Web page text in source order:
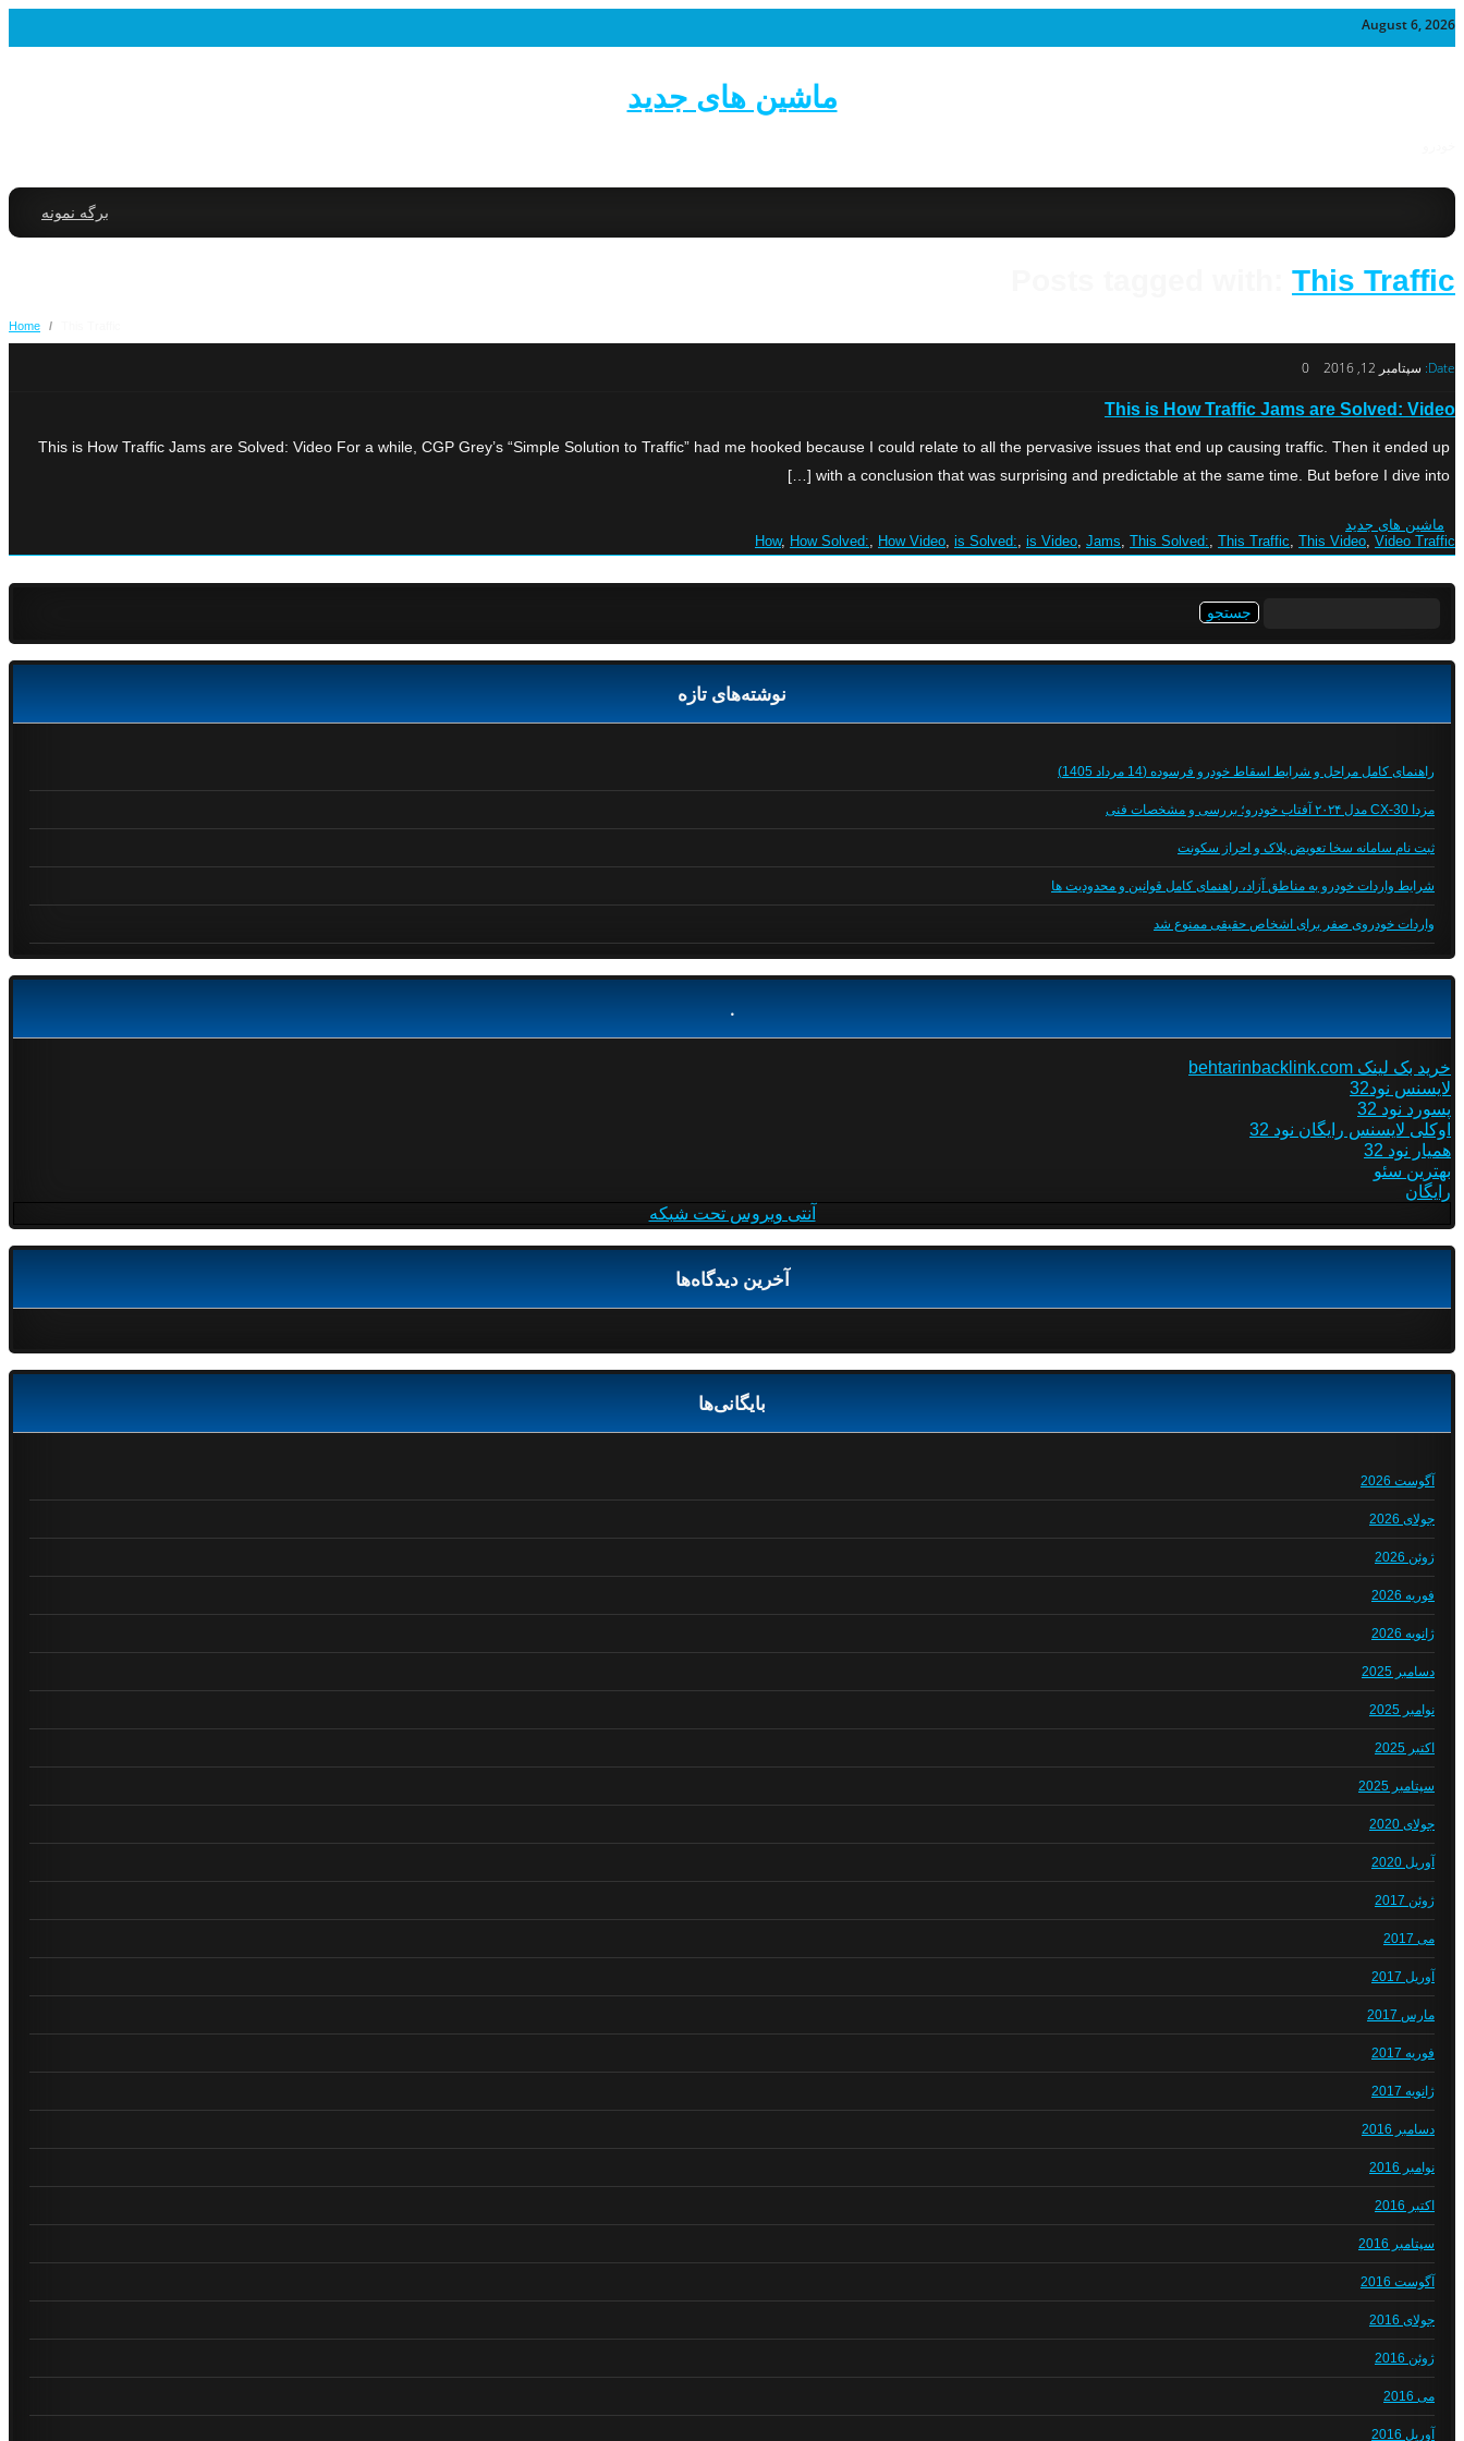
August 6, 2026
ماشین های جدید
برگه نمونه
This Traffic
Home /
Date: سپتامبر 12, 2016 0
This is How Traffic Jams are Solved: Video
This is How Traffic Jams are Solved: Video For a while, CGP Grey’s “Simple Solution to Traffic” had me hooked because I could relate to all the pervasive issues that end up causing traffic. Then it ended up
with a conclusion that was surprising and predictable at the same time. But before I dive into […]
ماشین های جدید
How, How Solved:, How Video, is Solved:, is Video, Jams, This Solved:, This Traffic, This Video, Video Traffic
نوشته‌های تازه
راهنمای کامل مراحل و شرایط اسقاط خودرو فرسوده (14 مرداد 1405)
مزدا CX-30 مدل ۲۰۲۴ آفتاب خودرو؛ بررسی و مشخصات فنی
ثبت نام سامانه سخا تعویض پلاک و احراز سکونت
شرایط واردات خودرو به مناطق آزاد، راهنمای کامل قوانین و محدودیت ها
واردات خودروی صفر برای اشخاص حقیقی ممنوع شد
.
خرید بک لینک behtarinbacklink.com
لایسنس نود32
پسورد نود 32
اوکلی لایسنس رایگان نود 32
همیار نود 32
بهترین سئو
رایگان
آنتی ویروس تحت شبکه
آخرین دیدگاه‌ها
بایگانی‌ها
آگوست 2026
جولای 2026
ژوئن 2026
فوریه 2026
ژانویه 2026
دسامبر 2025
نوامبر 2025
اکتبر 2025
سپتامبر 2025
جولای 2020
آوریل 2020
ژوئن 2017
می 2017
آوریل 2017
مارس 2017
فوریه 2017
ژانویه 2017
دسامبر 2016
نوامبر 2016
اکتبر 2016
سپتامبر 2016
آگوست 2016
جولای 2016
ژوئن 2016
می 2016
آوریل 2016